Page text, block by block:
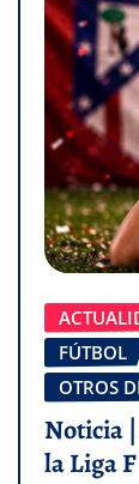
FÚTBOL
OTROS
Noticia |
la Liga F